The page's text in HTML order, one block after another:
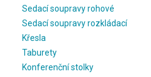
Sedací soupravy rohové
Sedací soupravy rozkládací
Křesla
Taburety
Konferenční stolky